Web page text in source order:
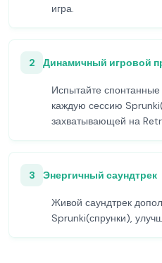
игра.
2 Динамичный игровой
Испытайте
каждую сессию
захватывающей на
3 Энергичный саундтрек
Живой саундтрек
Sprunki(спрунки),